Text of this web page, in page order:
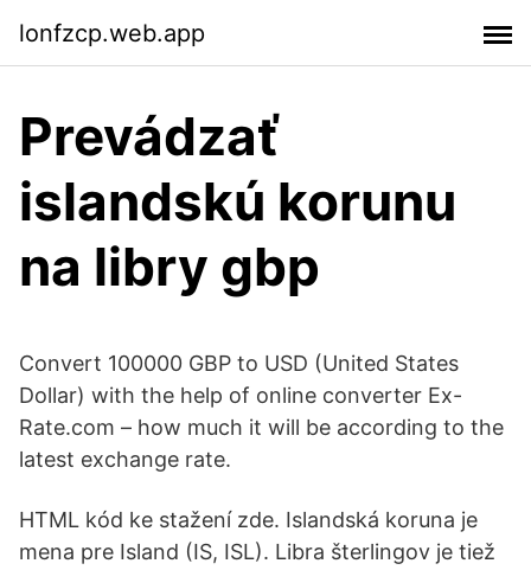
lonfzcp.web.app
Prevádzať
islandskú korunu
na libry gbp
Convert 100000 GBP to USD (United States
Dollar) with the help of online converter Ex-
Rate.com – how much it will be according to the
latest exchange rate.
HTML kód ke stažení zde. Islandská koruna je
mena pre Island (IS, ISL). Libra šterlingov je tiež